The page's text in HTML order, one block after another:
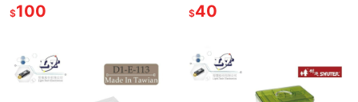
$100
子零件／釣具／手工藝適用
$40